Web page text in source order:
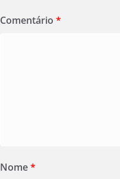
Comentário *
Nome*